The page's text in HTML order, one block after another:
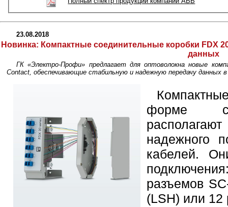
23.08.2018
Новинка: Компактные соединительные коробки FDX
данных
ГК «Электро-Профи» предлагает для оптоволокна новые
Contact, обеспечивающие стабильную и надежную передачу данных
форме
надежного
кабелей.
разъемов
(LSH) или 12